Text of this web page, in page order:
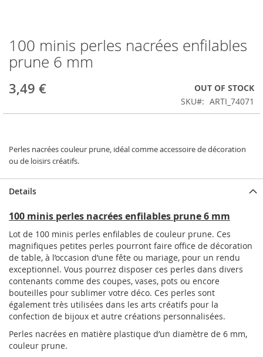
Skip
to
the
of
images
100 minis perles nacrées enfilables
prune 6 mm
3,49 €
OUT OF STOCK
SKU
ARTI_74071
Perles nacrées couleur prune, idéal comme accessoire de décoration
ou de loisirs créatifs.
Details
100 minis perles nacrées enfilables prune 6 mm
Lot de 100 minis perles enfilables de couleur prune. Ces
magnifiques petites perles pourront faire office de décoration
de table, à l’occasion d’une fête ou mariage, pour un rendu
exceptionnel. Vous pourrez disposer ces perles dans divers
contenants comme des coupes, vases, pots ou encore
bouteilles pour sublimer votre déco. Ces perles sont
également très utilisées dans les arts créatifs pour la
confection de bijoux et autre créations personnalisées.
Perles nacrées en matière plastique d’un diamètre de 6 mm,
couleur prune.